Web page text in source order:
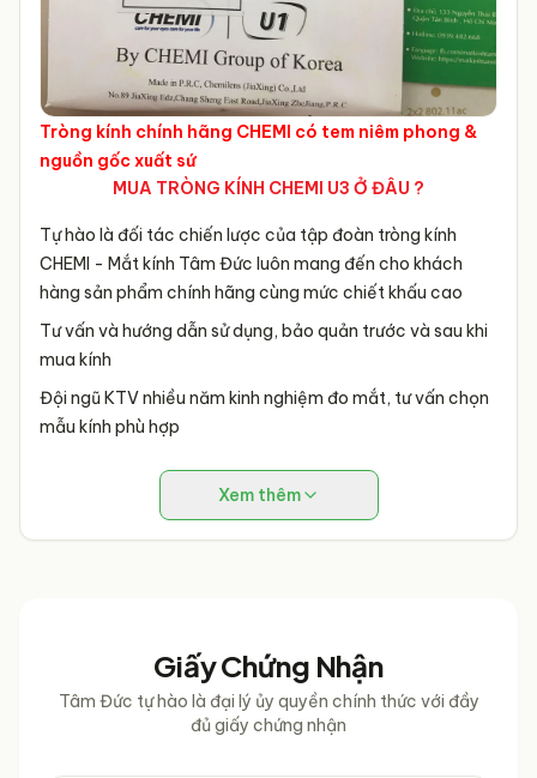
Tròng kính chính hãng CHEMI có tem niêm phong &
nguồn gốc xuất sứ
MUA TRÒNG KÍNH CHEMI U3 Ở ĐÂU ?
Tự hào là đối tác chiến lược của tập đoàn tròng kính
CHEMI - Mắt kính Tâm Đức luôn mang đến cho khách
hàng sản phẩm chính hãng cùng mức chiết khấu cao
Tư vấn và hướng dẫn sử dụng, bảo quản trước và sau khi
mua kính
Đội ngũ KTV nhiều năm kinh nghiệm đo mắt, tư vấn chọn
mẫu kính phù hợp
Chế độ bảo hành 1 năm lớp phủ không bong tróc
Giấy chứng nhận đại lí phân phối tròng kính chemi
Xem thêm
Giấy Chứng Nhận
Tâm Đức tự hào là đại lý ủy quyền chính thức với đầy
đủ giấy chứng nhận